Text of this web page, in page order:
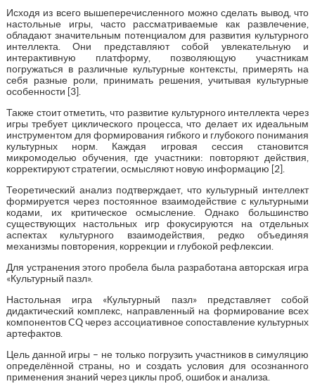
Исходя из всего вышеперечисленного можно сделать вывод, что
настольные игры, часто рассматриваемые как развлечение,
обладают значительным потенциалом для развития культурного
интеллекта. Они представляют собой увлекательную и
интерактивную платформу, позволяющую участникам
погружаться в различные культурные контексты, примерять на
себя разные роли, принимать решения, учитывая культурные
особенности [3].
Также стоит отметить, что развитие культурного интеллекта через
игры требует циклического процесса, что делает их идеальным
инструментом для формирования гибкого и глубокого понимания
культурных норм. Каждая игровая сессия становится
микромоделью обучения, где участники: повторяют действия,
корректируют стратегии, осмысляют новую информацию [2].
Теоретический анализ подтверждает, что культурный интеллект
формируется через постоянное взаимодействие с культурными
кодами, их критическое осмысление. Однако большинство
существующих настольных игр фокусируются на отдельных
аспектах культурного взаимодействия, редко объединяя
механизмы повторения, коррекции и глубокой рефлексии.
Для устранения этого пробела была разработана авторская игра
«Культурный пазл».
Настольная игра «Культурный пазл» представляет собой
дидактический комплекс, направленный на формирование всех
компонентов CQ через ассоциативное сопоставление культурных
артефактов.
Цель данной игры – не только погрузить участников в симуляцию
определённой страны, но и создать условия для осознанного
применения знаний через циклы проб, ошибок и анализа.